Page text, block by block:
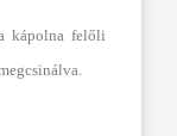
kápolna felőli